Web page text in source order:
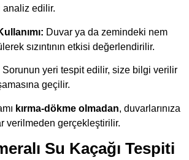
edilir.
Duvar ya da zemindeki nem
sızıntının etkisi değerlendirilir.
Sorunun yeri tespit edilir, size bilgi verilir
geçilir.
kırma-dökme olmadan, duvarlarınıza
verilmeden gerçekleştirilir.
Su Kaçağı Tespiti